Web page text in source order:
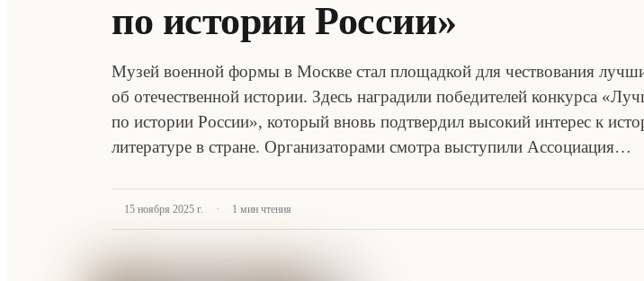
по истории России»
Музей военной формы в Москве стал площадкой для чествования
об отечественной истории. Здесь наградили победителей конкурса
по истории России», который вновь подтвердил высокий интерес к
литературе в стране. Организаторами смотра выступили Ассоциация…
15 ноября 2025 г. · 1 мин чтения